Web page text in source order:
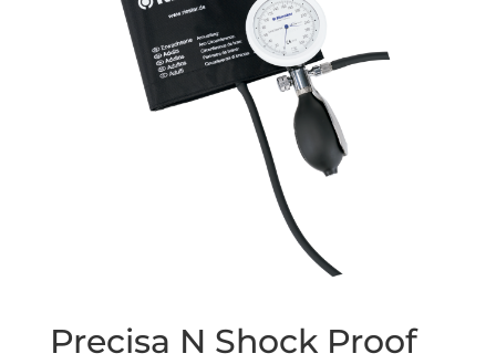
Precisa N Shock Proof